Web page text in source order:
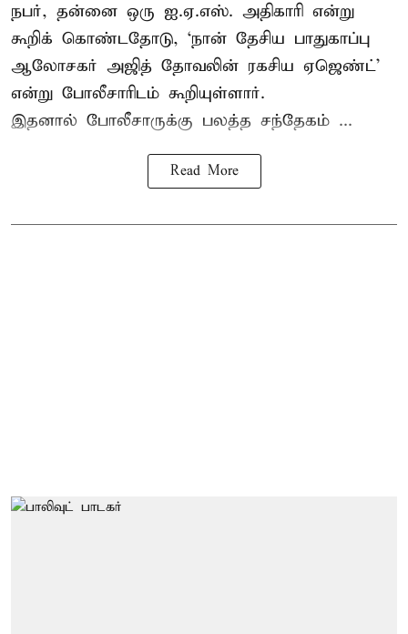
நபர், தன்னை ஒரு ஐ.ஏ.எஸ். அதிகாரி என்று
கூறிக் கொண்டதோடு, ‘நான் தேசிய பாதுகாப்பு
ஆலோசகர் அஜித் தோவலின் ரகசிய ஏஜெண்ட்’
என்று போலீசாரிடம் கூறியுள்ளார்.
இதனால் போலீசாருக்கு பலத்த சந்தேகம் ...
Read More